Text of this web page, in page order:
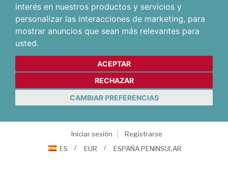
interés en nuestros productos y servicios y
personalizar las interacciones de marketing, para
mostrar anuncios que sean más relevantes para
usted.
ACEPTAR
RECHAZAR
CAMBIAR PREFERENCIAS
Iniciar sesión
Registrarse
ES
EUR ESPAÑA PENINSULAR